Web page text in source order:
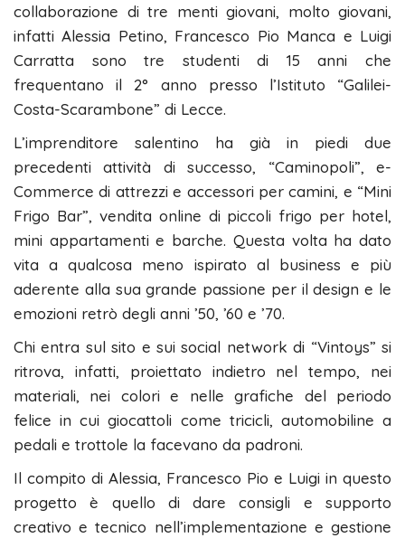
collaborazione di tre menti giovani, molto giovani,
infatti Alessia Petino, Francesco Pio Manca e Luigi
Carratta sono tre studenti di 15 anni che
frequentano il 2° anno presso l’Istituto “Galilei-
Costa-Scarambone” di Lecce.
L’imprenditore salentino ha già in piedi due
precedenti attività di successo, “Caminopoli”, e-
Commerce di attrezzi e accessori per camini, e “Mini
Frigo Bar”, vendita online di piccoli frigo per hotel,
mini appartamenti e barche. Questa volta ha dato
vita a qualcosa meno ispirato al business e più
aderente alla sua grande passione per il design e le
emozioni retrò degli anni ’50, ’60 e ’70.
Chi entra sul sito e sui social network di “Vintoys” si
ritrova, infatti, proiettato indietro nel tempo, nei
materiali, nei colori e nelle grafiche del periodo
felice in cui giocattoli come tricicli, automobiline a
pedali e trottole la facevano da padroni.
Il compito di Alessia, Francesco Pio e Luigi in questo
progetto è quello di dare consigli e supporto
creativo e tecnico nell’implementazione e gestione